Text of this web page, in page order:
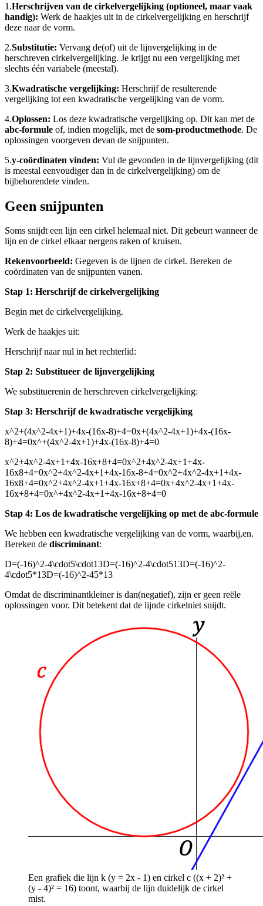
1.Herschrijven van de cirkelvergelijking (optioneel, maar vaak
handig): Werk de haakjes uit in de cirkelvergelijking en herschrijf
deze naar de vorm.
2.Substitutie: Vervang de(of) uit de lijnvergelijking in de
herschreven cirkelvergelijking. Je krijgt nu een vergelijking met
slechts één variabele (meestal).
3.Kwadratische vergelijking: Herschrijf de resulterende
vergelijking tot een kwadratische vergelijking van de vorm.
4.Oplossen: Los deze kwadratische vergelijking op. Dit kan met de
abc-formule of, indien mogelijk, met de som-productmethode. De
oplossingen voorgeven devan de snijpunten.
5.y-coördinaten vinden: Vul de gevonden in de lijnvergelijking (dit
is meestal eenvoudiger dan in de cirkelvergelijking) om de
bijbehorendete vinden.
Geen snijpunten
Soms snijdt een lijn een cirkel helemaal niet. Dit gebeurt wanneer de
lijn en de cirkel elkaar nergens raken of kruisen.
Rekenvoorbeeld: Gegeven is de lijnen de cirkel. Bereken de
coördinaten van de snijpunten vanen.
Stap 1: Herschrijf de cirkelvergelijking
Begin met de cirkelvergelijking.
Werk de haakjes uit:
Herschrijf naar nul in het rechterlid:
Stap 2: Substitueer de lijnvergelijking
We substituerenin de herschreven cirkelvergelijking:
Stap 3: Herschrijf de kwadratische vergelijking
x^2+(4x^2-4x+1)+4x-(16x-8)+4=0x+(4x^2-4x+1)+4x-(16x-
8)+4=0x^+(4x^2-4x+1)+4x-(16x-8)+4=0
x^2+4x^2-4x+1+4x-16x+8+4=0x^2+4x^2-4x+1+4x-
16x8+4=0x^2+4x^2-4x+1+4x-16x-8+4=0x^2+4x^2-4x+1+4x-
16x8+4=0x^2+4x^2-4x+1+4x-16x+8+4=0x+4x^2-4x+1+4x-
16x+8+4=0x^+4x^2-4x+1+4x-16x+8+4=0
Stap 4: Los de kwadratische vergelijking op met de abc-formule
We hebben een kwadratische vergelijking van de vorm, waarbij,en.
Bereken de discriminant:
D=(-16)^2-4\cdot5\cdot13D=(-16)^2-4\cdot513D=(-16)^2-
4\cdot5*13D=(-16)^2-45*13
Omdat de discriminantkleiner is dan(negatief), zijn er geen reële
oplossingen voor. Dit betekent dat de lijnde cirkelniet snijdt.
Een grafiek die lijn k (y = 2x - 1) en cirkel c ((x + 2)² +
(y - 4)² = 16) toont, waarbij de lijn duidelijk de cirkel
mist.